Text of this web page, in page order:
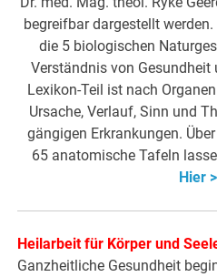
begreifbar dargestellt
die 5 biologischen
Verständnis von Gesundheit
Lexikon-Teil ist nach
Ursache, Verlauf, Sinn und
gängigen Erkrankungen.
65 anatomische Tafeln
Hier
Heilarbeit für Körper und
Ganzheitliche Gesundheit